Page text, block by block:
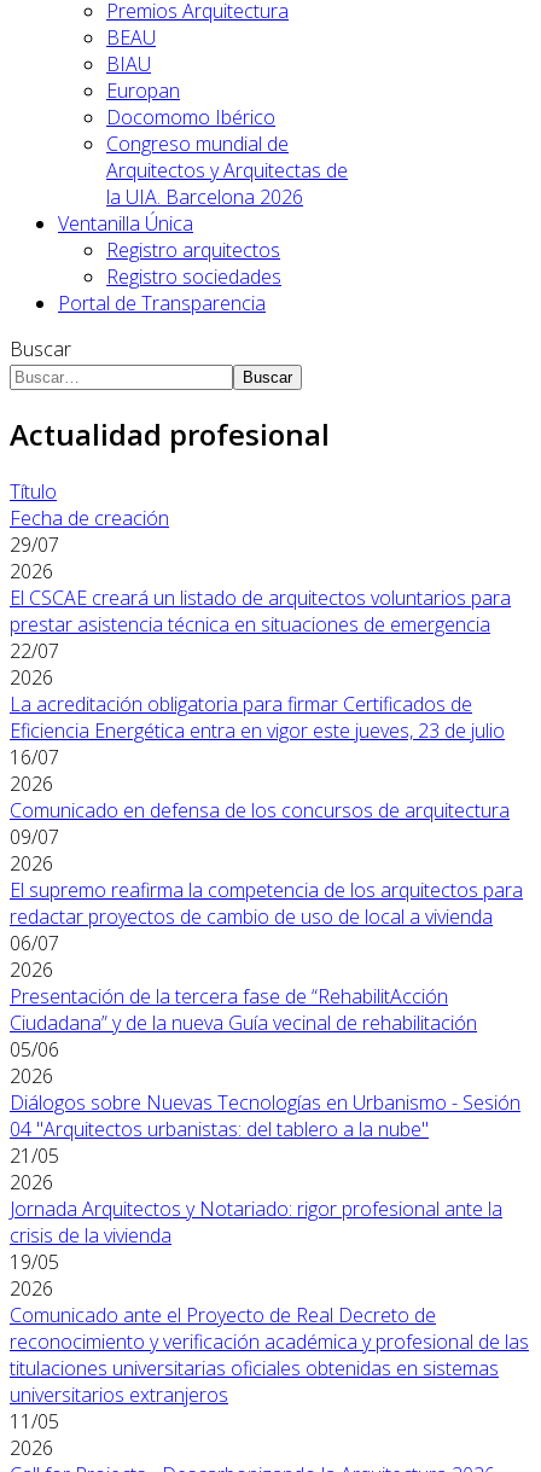
Premios Arquitectura
BEAU
BIAU
Europan
Docomomo Ibérico
Congreso mundial de
Arquitectos y Arquitectas de
la UIA. Barcelona 2026
Ventanilla Única
Registro arquitectos
Registro sociedades
Portal de Transparencia
Buscar
Buscar
Actualidad profesional
Título
Fecha de creación
29/07
2026
El CSCAE creará un listado de arquitectos voluntarios para
prestar asistencia técnica en situaciones de emergencia
22/07
2026
La acreditación obligatoria para firmar Certificados de
Eficiencia Energética entra en vigor este jueves, 23 de julio
16/07
2026
Comunicado en defensa de los concursos de arquitectura
09/07
2026
El supremo reafirma la competencia de los arquitectos para
redactar proyectos de cambio de uso de local a vivienda
06/07
2026
Presentación de la tercera fase de “RehabilitAcción
Ciudadana” y de la nueva Guía vecinal de rehabilitación
05/06
2026
Diálogos sobre Nuevas Tecnologías en Urbanismo - Sesión
04 "Arquitectos urbanistas: del tablero a la nube"
21/05
2026
Jornada Arquitectos y Notariado: rigor profesional ante la
crisis de la vivienda
19/05
2026
Comunicado ante el Proyecto de Real Decreto de
reconocimiento y verificación académica y profesional de las
titulaciones universitarias oficiales obtenidas en sistemas
universitarios extranjeros
11/05
2026